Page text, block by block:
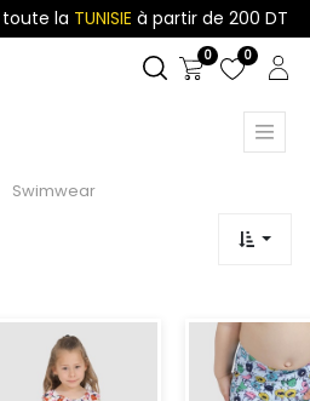
la TUNISIE à partir de 200 DT
0 0
Swimwear